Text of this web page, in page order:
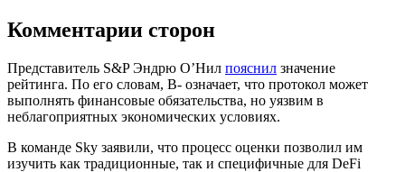
Комментарии сторон
Представитель S&P Эндрю О’Нил пояснил значение
рейтинга. По его словам, B- означает, что протокол может
выполнять финансовые обязательства, но уязвим в
неблагоприятных экономических условиях.
В команде Sky заявили, что процесс оценки позволил им
изучить как традиционные, так и специфичные для DeFi